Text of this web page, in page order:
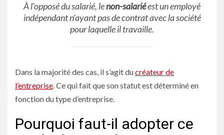
À l’opposé du salarié, lenon-salariéest un employé
indépendant n’ayant pas de contrat avec la société
pour laquelle il travaille.
Dans la majorité des cas, il s’agit ducréateur de
l’entreprise. Ce qui fait que son statut est déterminé en
fonction du type d’entreprise.
Pourquoi faut-il adopter ce